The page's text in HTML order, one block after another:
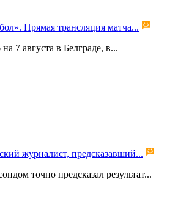
Прямая трансляция матча...
7 августа в Белграде, в...
журналист, предсказавший...
точно предсказал результат...